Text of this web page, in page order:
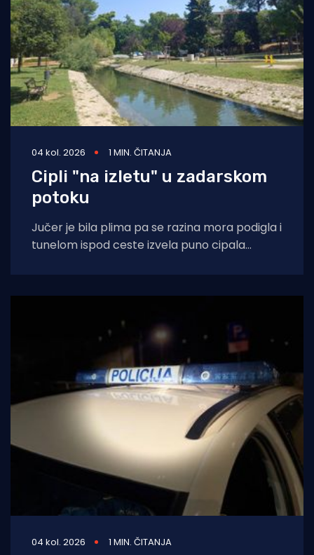
04 kol. 2026 1 MIN. ČITANJA
Cipli "na izletu" u zadarskom
potoku
Jučer je bila plima pa se razina mora podigla i
tunelom ispod ceste izvela puno cipala
04 kol. 2026 1 MIN. ČITANJA